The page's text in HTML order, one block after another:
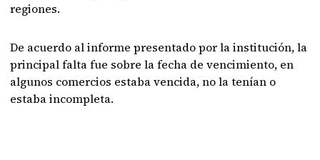
regiones.
De acuerdo al informe presentado por la institución, la
principal falta fue sobre la fecha de vencimiento, en
algunos comercios estaba vencida, no la tenían o
estaba incompleta.